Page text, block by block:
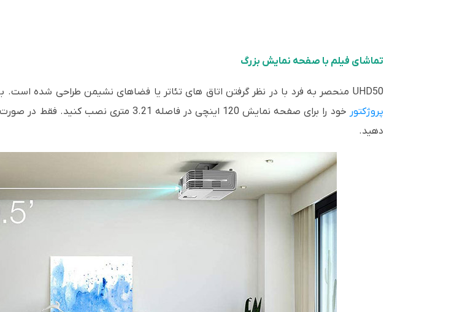
تماشای فیلم با صفحه نمایش بزرگ
UHD50 منحصر به فرد با در نظر گرفتن اتاق های تئاتر یا فضاهای نشیمن طراحی شده است. با زوم 1.3 برابر و نسبت پرتاب کامل (1.2-1.56)، می توانید
پروژکتور
خود را برای صفحه نمایش 120 اینچی در فاصله
دهید.